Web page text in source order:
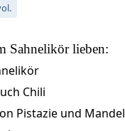
Sahnelikörlieben:
Chili
Pistazie und Mandel